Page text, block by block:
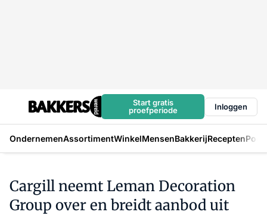
Start gratis
proefperiode
Inloggen
OndernemenAssortimentWinkelMensenBakkerijRecepten
Cargill neemt Leman Decoration
Group over en breidt aanbod uit